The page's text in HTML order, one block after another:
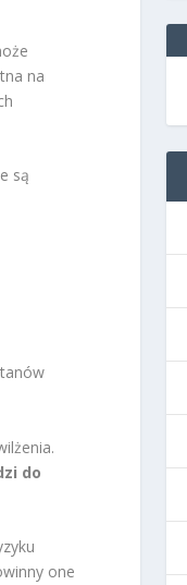
na
są
do
one